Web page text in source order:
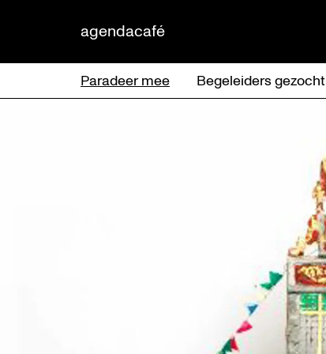
agendacafé
Paradeer mee Begeleiders gezocht